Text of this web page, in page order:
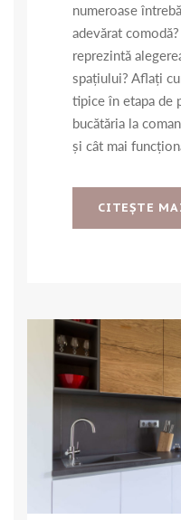
numeroase
adevărat
reprezintă
spațiului? Aflați
tipice în etapa de
bucătăria la
și cât mai
CITEŞTE